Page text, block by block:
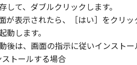
TO THE FULL EXTENT
AFFILIATES, THEIR
TO ALL CLAIMS
て、ダブルクリックします。
が表示されたら、［はい］をクリッ
します。
後は、画面の指示に従いインストー
トールする場合